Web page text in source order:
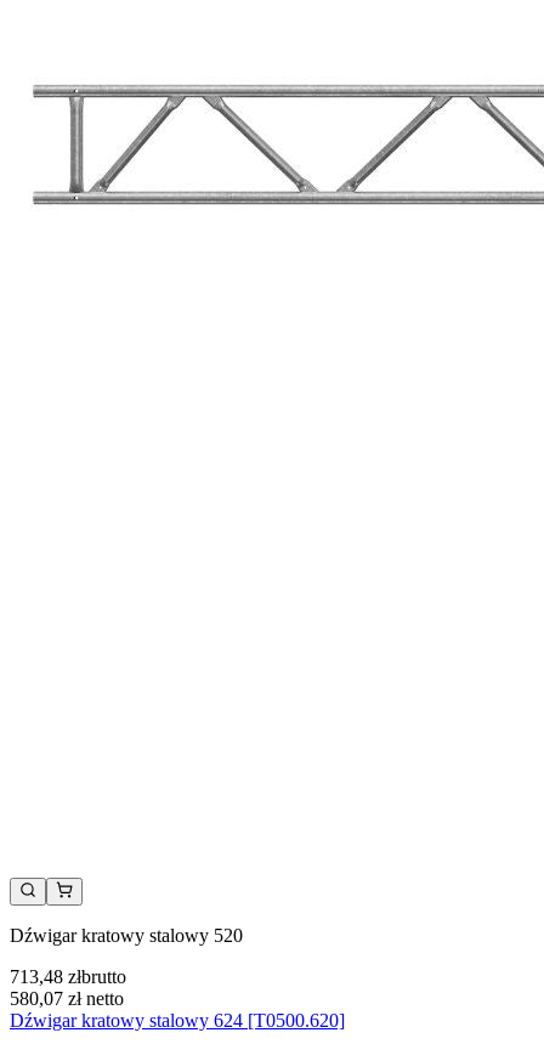
Dźwigar kratowy stalowy 520
713,48 złbrutto
580,07 zł netto
Dźwigar kratowy stalowy 624 [T0500.620]